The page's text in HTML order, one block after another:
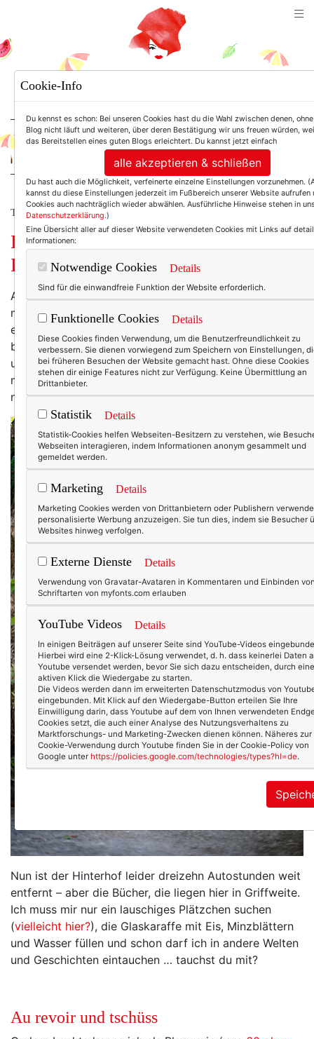
For Women. Not Girls.
TEXTERELLA LIEST.
Leseempfehlungen aus dem
Hinterhof
Als letzte Woche die Hiobsbotschaften aus aller Welt
mal wieder über uns zusammenschlugen, hatte ich nur
einen Wunsch: Mich mit einem Stapel Bücher in den
bezaubernden Hinterhof in Venasque zu verkriechen
und loszulesen. Die Welt da draußen vergessen, mich
mit erquicklichen Dingen beschäftigen, eine Auszeit
nehmen. Wenigstens für ein paar Stunden.
Nun ist der Hinterhof leider dreizehn Autostunden weit
entfernt – aber die Bücher, die liegen hier in Griffweite.
Ich muss mir nur ein lauschiges Plätzchen suchen
(vielleicht hier?), die Glaskaraffe mit Eis, Minzblättern
und Wasser füllen und schon darf ich in andere Welten
und Geschichten eintauchen … tauchst du mit?
Au revoir und tschüss
Cookie-Info
Du kennst es schon: Bei unseren Cookies hast du die Wahl zwischen denen,
Blog nicht läuft und weiteren, über deren Bestätigung wir uns freuen würden,
das Bereitstellen eines guten Blogs erleichtert. Du kannst jetzt einfach
alle akzeptieren & schließen
Du hast auch die Möglichkeit, verfeinerte einzelne Einstellungen vorzunehmen.
kannst du diese Einstellungen jederzeit im Fußbereich unserer Website aufrufen
Cookies auch nachträglich wieder abwählen. Ausführliche Hinweise stehen in
Datenschutzerklärung.)
Eine Übersicht aller auf dieser Website verwendeten Cookies mit Links auf
Informationen:
Notwendige Cookies Details
Sind für die einwandfreie Funktion der Website erforderlich.
Funktionelle Cookies Details
Diese Cookies finden Verwendung, um die Benutzerfreundlichkeit zu
verbessern. Sie dienen vorwiegend zum Speichern von Einstellungen,
bei früheren Besuchen der Website gemacht hast. Ohne diese Cookies
stehen dir einige Features nicht zur Verfügung. Keine Übermittlung an
Drittanbieter.
Statistik Details
Statistik-Cookies helfen Webseiten-Besitzern zu verstehen, wie
Webseiten interagieren, indem Informationen anonym gesammelt und
gemeldet werden.
Marketing Details
Marketing Cookies werden von Drittanbietern oder Publishern
personalisierte Werbung anzuzeigen. Sie tun dies, indem sie Besucher
Websites hinweg verfolgen.
Externe Dienste Details
Verwendung von Gravatar-Avataren in Kommentaren und Einbinden
Schriftarten von myfonts.com erlauben
YouTube Videos Details
In einigen Beiträgen auf unserer Seite sind YouTube-Videos
Hierbei wird eine 2-Klick-Lösung verwendet, d. h. dass keinerlei Daten
Youtube versendet werden, bevor Sie sich dazu entscheiden, durch
aktiven Klick die Wiedergabe zu starten.
Die Videos werden dann im erweiterten Datenschutzmodus von
eingebunden. Mit Klick auf den Wiedergabe-Button erteilen Sie Ihre
Einwilligung darin, dass Youtube auf dem von Ihnen verwendeten
Cookies setzt, die auch einer Analyse des Nutzungsverhaltens zu
Marktforschungs- und Marketing-Zwecken dienen können. Näheres zur
Cookie-Verwendung durch Youtube finden Sie in der Cookie-Policy von
Google unter https://policies.google.com/technologies/types?hl=de.